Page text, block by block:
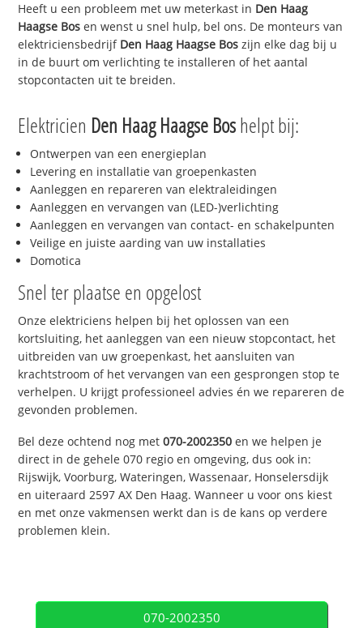
Heeft u een probleem met uw meterkast in Den Haag
Haagse Bos en wenst u snel hulp, bel ons. De monteurs van
elektriciensbedrijf Den Haag Haagse Bos zijn elke dag bij u
in de buurt om verlichting te installeren of het aantal
stopcontacten uit te breiden.
Elektricien Den Haag Haagse Boshelpt bij:
Ontwerpen van een energieplan
Levering en installatie van groepenkasten
Aanleggen en repareren van elektraleidingen
Aanleggen en vervangen van (LED-)verlichting
Aanleggen en vervangen van contact- en schakelpunten
Veilige en juiste aarding van uw installaties
Domotica
Snel ter plaatse en opgelost
Onze elektriciens helpen bij het oplossen van een
kortsluiting, het aanleggen van een nieuw stopcontact, het
uitbreiden van uw groepenkast, het aansluiten van
krachtstroom of het vervangen van een gesprongen stop te
verhelpen. U krijgt professioneel advies én we repareren de
gevonden problemen.
Bel deze ochtend nog met070-2002350 en we helpen je
direct in de gehele 070 regio en omgeving, dus ook in:
Rijswijk, Voorburg, Wateringen, Wassenaar, Honselersdijk
en uiteraard 2597 AX Den Haag. Wanneer u voor ons kiest
en met onze vakmensen werkt dan is de kans op verdere
problemen klein.
070-2002350